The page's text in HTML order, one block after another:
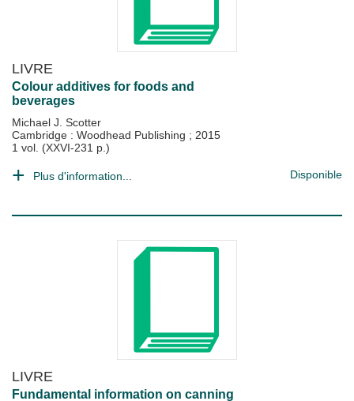
LIVRE
Colour additives for foods and
beverages
Michael J. Scotter
Cambridge : Woodhead Publishing ; 2015
1 vol. (XXVI-231 p.)
Plus d'information... Disponible
LIVRE
Fundamental information on canning